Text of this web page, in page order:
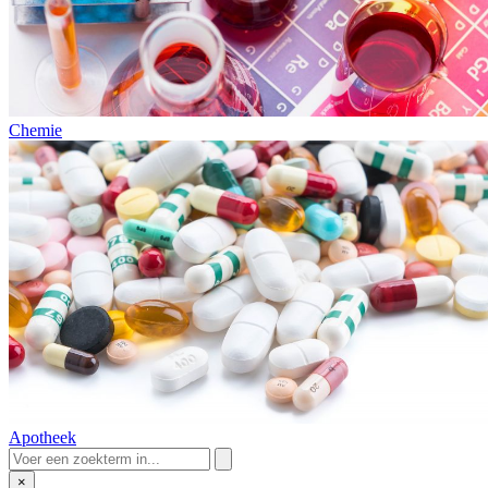
Chemie
Apotheek
×